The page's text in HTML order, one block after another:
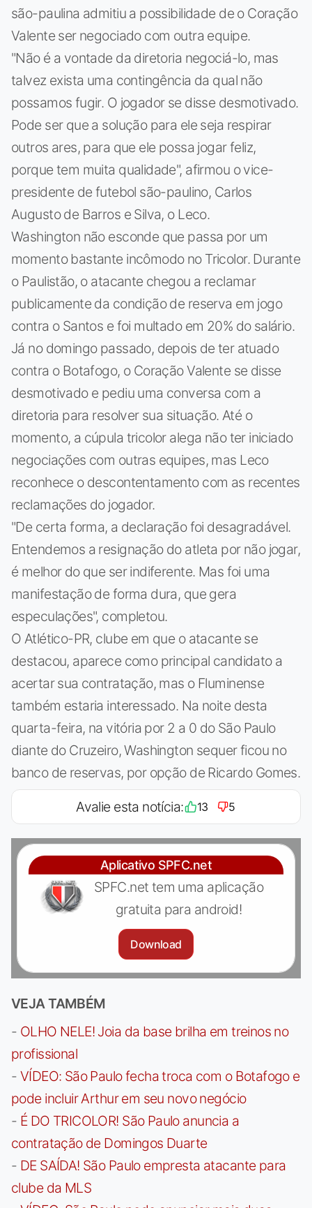
são-paulina admitiu a possibilidade de o Coração
Valente ser negociado com outra equipe.
"Não é a vontade da diretoria negociá-lo, mas
talvez exista uma contingência da qual não
possamos fugir. O jogador se disse desmotivado.
Pode ser que a solução para ele seja respirar
outros ares, para que ele possa jogar feliz,
porque tem muita qualidade", afirmou o vice-
presidente de futebol são-paulino, Carlos
Augusto de Barros e Silva, o Leco.
Washington não esconde que passa por um
momento bastante incômodo no Tricolor. Durante
o Paulistão, o atacante chegou a reclamar
publicamente da condição de reserva em jogo
contra o Santos e foi multado em 20% do salário.
Já no domingo passado, depois de ter atuado
contra o Botafogo, o Coração Valente se disse
desmotivado e pediu uma conversa com a
diretoria para resolver sua situação. Até o
momento, a cúpula tricolor alega não ter iniciado
negociações com outras equipes, mas Leco
reconhece o descontentamento com as recentes
reclamações do jogador.
"De certa forma, a declaração foi desagradável.
Entendemos a resignação do atleta por não jogar,
é melhor do que ser indiferente. Mas foi uma
manifestação de forma dura, que gera
especulações", completou.
O Atlético-PR, clube em que o atacante se
destacou, aparece como principal candidato a
acertar sua contratação, mas o Fluminense
também estaria interessado. Na noite desta
quarta-feira, na vitória por 2 a 0 do São Paulo
diante do Cruzeiro, Washington sequer ficou no
banco de reservas, por opção de Ricardo Gomes.
Avalie esta notícia: 13 5
Aplicativo SPFC.net
SPFC.net tem uma aplicação
gratuita para android!
Download
VEJA TAMBÉM
- OLHO NELE! Joia da base brilha em treinos no
profissional
- VÍDEO: São Paulo fecha troca com o Botafogo e
pode incluir Arthur em seu novo negócio
- É DO TRICOLOR! São Paulo anuncia a
contratação de Domingos Duarte
- DE SAÍDA! São Paulo empresta atacante para
clube da MLS